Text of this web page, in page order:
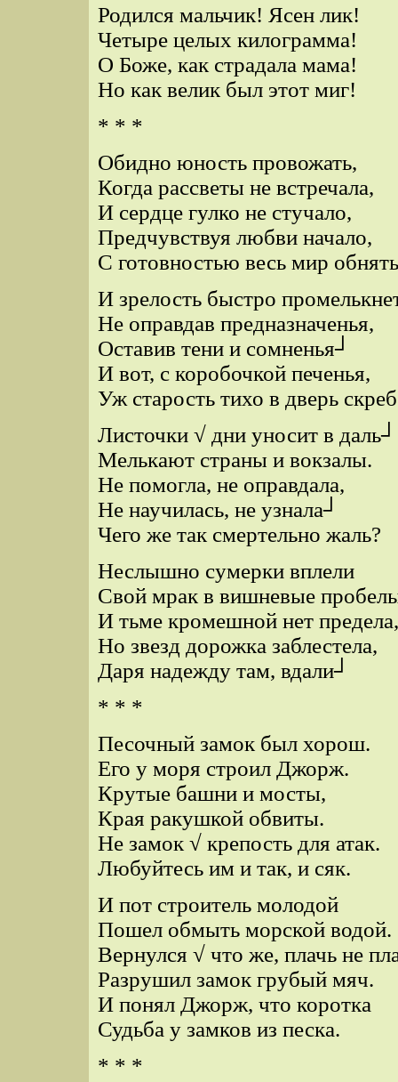
Родился мальчик! Ясен лик!
Четыре целых килограмма!
О Боже, как страдала мама!
Но как велик был этот миг!
* * *
Обидно юность провожать,
Когда рассветы не встречала,
И сердце гулко не стучало,
Предчувствуя любви начало,
С готовностью весь мир
И зрелость быстро
Не оправдав предназначенья,
Оставив тени и сомненья┘
И вот, с коробочкой печенья,
Уж старость тихо в дверь
Листочки √ дни уносит в даль┘
Мелькают страны и вокзалы.
Не помогла, не оправдала,
Не научилась, не узнала┘
Чего же так смертельно жаль?
Неслышно сумерки вплели
Свой мрак в вишневые
И тьме кромешной нет предела,
Но звезд дорожка заблестела,
Даря надежду там, вдали┘
* * *
Песочный замок был хорош.
Его у моря строил Джорж.
Крутые башни и мосты,
Края ракушкой обвиты.
Не замок √ крепость для атак.
Любуйтесь им и так, и сяк.
И пот строитель молодой
Пошел обмыть морской водой.
Вернулся √ что же, плачь не
Разрушил замок грубый мяч.
И понял Джорж, что коротка
Судьба у замков из песка.
* * *